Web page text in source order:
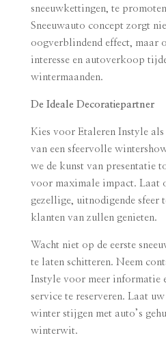
sneeuwkettingen, te
Sneeuwauto concept zorgt
oogverblindend effect, maar
interesse en autoverkoop
wintermaanden.
De Ideale Decoratiepartner
Kies voor Etaleren Instyle
van een sfeervolle
we de kunst van presentatie
voor maximale impact. Laat
gezellige, uitnodigende sfeer
klanten van zullen genieten.
Wacht niet op de eerste
te laten schitteren. Neem
Instyle voor meer informatie
service te reserveren. Laat
winter stijgen met auto’s
winterwit.